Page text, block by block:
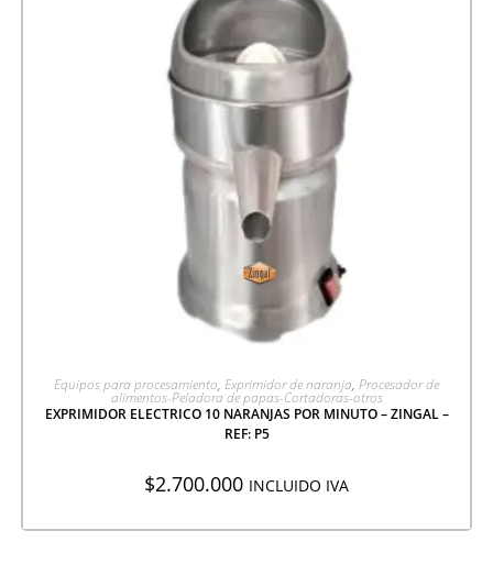
AGREGAR A COTIZACIÓN
Equipos para procesamiento, Exprimidor de naranja, Procesador de
alimentos-Peladora de papas-Cortadoras-otros
EXPRIMIDOR ELECTRICO 10 NARANJAS POR MINUTO – ZINGAL –
REF: P5
$2.700.000 INCLUIDO IVA